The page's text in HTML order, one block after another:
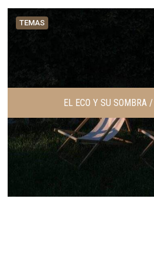
TEMAS
EL ECO Y SU SOMBRA